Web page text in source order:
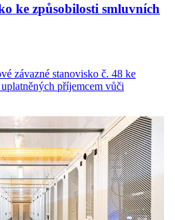
ke způsobilosti smluvních
závazné stanovisko č. 48 ke
příjemcem vůči